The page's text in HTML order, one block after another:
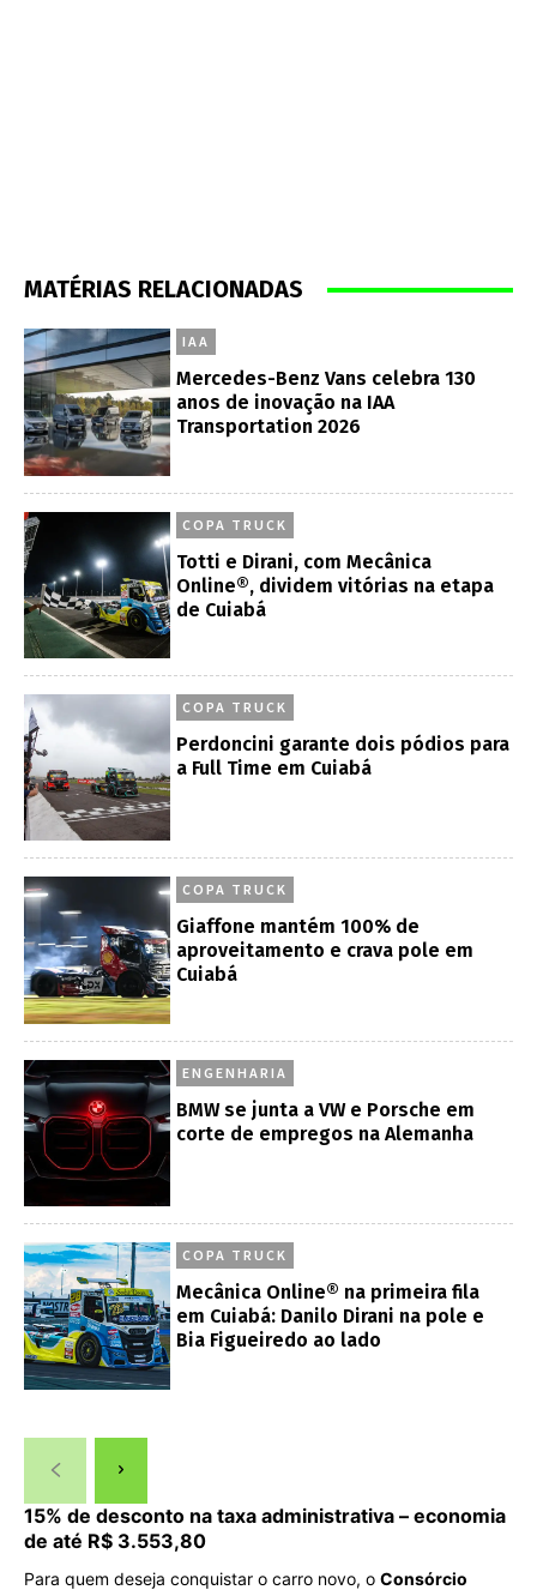
MATÉRIAS RELACIONADAS
IAA
Mercedes-Benz Vans celebra 130
anos de inovação na IAA
Transportation 2026
COPA TRUCK
Totti e Dirani, com Mecânica
Online®, dividem vitórias na etapa
de Cuiabá
COPA TRUCK
Perdoncini garante dois pódios para
a Full Time em Cuiabá
COPA TRUCK
Giaffone mantém 100% de
aproveitamento e crava pole em
Cuiabá
ENGENHARIA
BMW se junta a VW e Porsche em
corte de empregos na Alemanha
COPA TRUCK
Mecânica Online® na primeira fila
em Cuiabá: Danilo Dirani na pole e
Bia Figueiredo ao lado
15% de desconto na taxa administrativa – economia
de até R$ 3.553,80
Para quem deseja conquistar o carro novo, o Consórcio